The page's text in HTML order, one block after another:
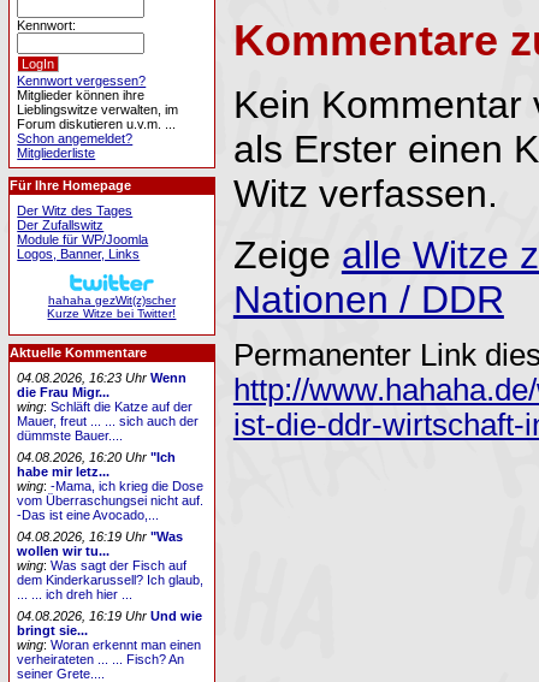
Kommentare
Kein Kommentar
als Erster einen
Witz verfassen.
Zeige alle Witze
Nationen / DDR
Permanenter Link
http://
ist-die-ddr-wirtschaft-
Kennwort:
Kennwort vergessen?
Mitglieder können ihre
Lieblingswitze verwalten, im
Forum diskutieren u.v.m. ...
Schon angemeldet?
Mitgliederliste
Für Ihre Homepage
Der Witz des Tages
Der Zufallswitz
Module für WP/Joomla
Logos, Banner, Links
hahaha gezWit(z)scher
Kurze Witze bei Twitter!
Aktuelle Kommentare
04.08.2026, 16:23 Uhr Wenn
die Frau Migr...
wing:Schläft die Katze auf der
Mauer, freut ... ... sich auch der
dümmste Bauer....
04.08.2026, 16:20 Uhr "Ich
habe mir letz...
wing:-Mama, ich krieg die Dose
vom Überraschungsei nicht auf.
-Das ist eine Avocado,...
04.08.2026, 16:19 Uhr "Was
wollen wir tu...
wing:Was sagt der Fisch auf
dem Kinderkarussell? Ich glaub,
... ... ich dreh hier ...
04.08.2026, 16:19 Uhr Und wie
bringt sie...
wing:Woran erkennt man einen
verheirateten ... ... Fisch? An
seiner Grete....